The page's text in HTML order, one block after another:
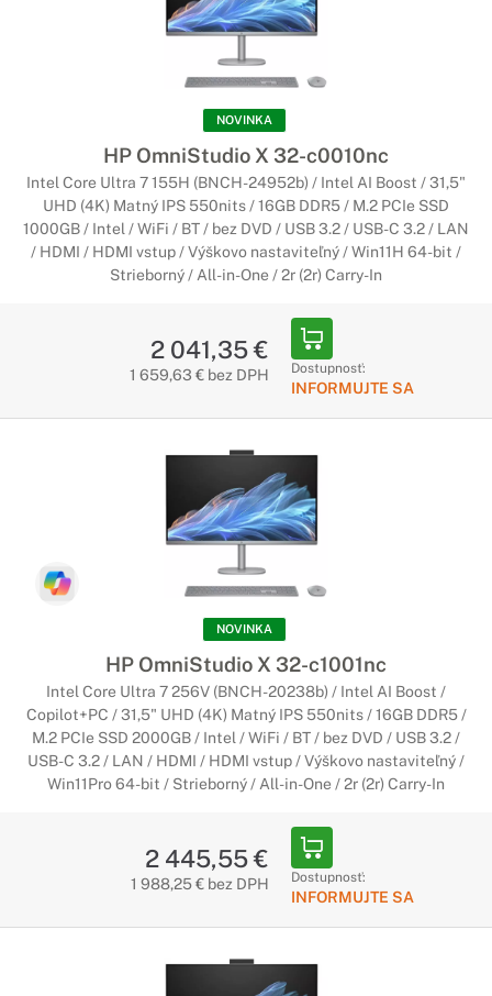
NOVINKA
HP OmniStudio X 32-c0010nc
Intel Core Ultra 7 155H (BNCH-24952b) / Intel AI Boost / 31,5"
UHD (4K) Matný IPS 550nits / 16GB DDR5 / M.2 PCIe SSD
1000GB / Intel / WiFi / BT / bez DVD / USB 3.2 / USB-C 3.2 / LAN
/ HDMI / HDMI vstup / Výškovo nastaviteľný / Win11H 64-bit /
Strieborný / All-in-One / 2r (2r) Carry-In
2 041,35 €
1 659,63 € bez DPH Dostupnosť:
INFORMUJTE SA
NOVINKA
HP OmniStudio X 32-c1001nc
Intel Core Ultra 7 256V (BNCH-20238b) / Intel AI Boost /
Copilot+PC / 31,5" UHD (4K) Matný IPS 550nits / 16GB DDR5 /
M.2 PCIe SSD 2000GB / Intel / WiFi / BT / bez DVD / USB 3.2 /
USB-C 3.2 / LAN / HDMI / HDMI vstup / Výškovo nastaviteľný /
Win11Pro 64-bit / Strieborný / All-in-One / 2r (2r) Carry-In
2 445,55 €
1 988,25 € bez DPH Dostupnosť:
INFORMUJTE SA